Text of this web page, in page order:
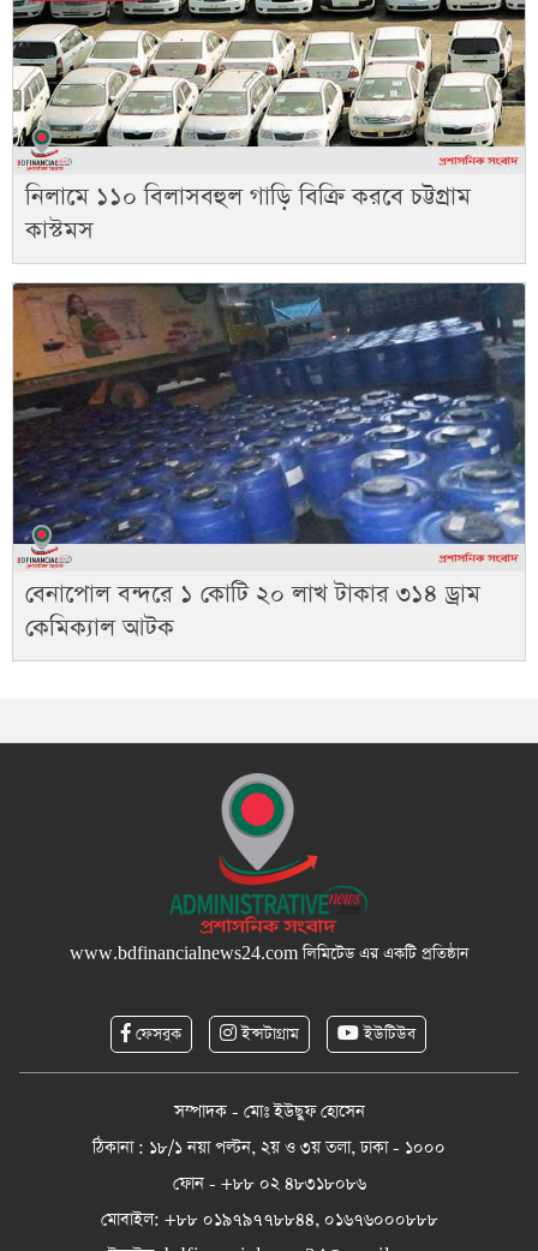
নিলামে ১১০ বিলাসবহুল গাড়ি বিক্রি করবে চট্টগ্রাম
কাস্টমস
বেনাপোল বন্দরে ১ কোটি ২০ লাখ টাকার ৩১৪ ড্রাম
কেমিক্যাল আটক
www.bdfinancialnews24.comলিমিটেড এর একটি প্রতিষ্ঠান
ফেসবুক ইন্সটাগ্রাম ইউটিউব
সম্পাদক - মোঃ ইউছুফ হোসেন
ঠিকানা : ১৮/১ নয়া পল্টন, ২য় ও ৩য় তলা, ঢাকা - ১০০০
ফোন - +৮৮ ০২ ৪৮৩১৮০৮৬
মোবাইল: +৮৮ ০১৯৭৯৭৭৮৮৪৪, ০১৬৭৬০০০৮৮৮